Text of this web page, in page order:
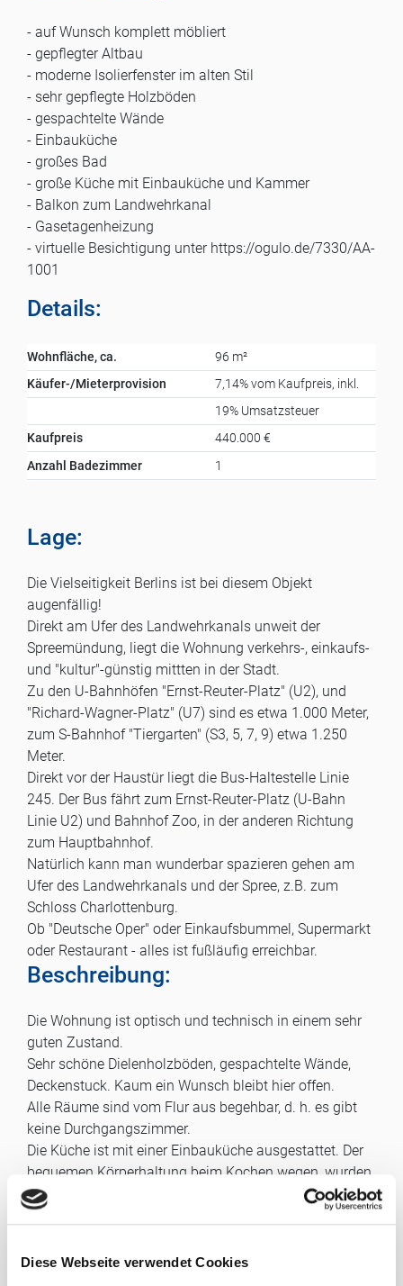
Diese Webseite verwendet Cookies
- auf Wunsch komplett möbliert
- gepflegter Altbau
- moderne Isolierfenster im alten Stil
- sehr gepflegte Holzböden
- gespachtelte Wände
- Einbauküche
- großes Bad
- große Küche mit Einbauküche und Kammer
- Balkon zum Landwehrkanal
- Gasetagenheizung
- virtuelle Besichtigung unter https://ogulo.de/7330/AA-
1001
Details:
Wohnfläche, ca.
96 m²
Käufer-/Mieterprovision
7,14% vom Kaufpreis, inkl.
19% Umsatzsteuer
Kaufpreis
440.000 €
Anzahl Badezimmer
1
Lage:
Die Vielseitigkeit Berlins ist bei diesem Objekt
augenfällig!
Direkt am Ufer des Landwehrkanals unweit der
Spreemündung, liegt die Wohnung verkehrs-, einkaufs-
und "kultur"-günstig mittten in der Stadt.
Zu den U-Bahnhöfen "Ernst-Reuter-Platz" (U2), und
"Richard-Wagner-Platz" (U7) sind es etwa 1.000 Meter,
zum S-Bahnhof "Tiergarten" (S3, 5, 7, 9) etwa 1.250
Meter.
Direkt vor der Haustür liegt die Bus-Haltestelle Linie
245. Der Bus fährt zum Ernst-Reuter-Platz (U-Bahn
Linie U2) und Bahnhof Zoo, in der anderen Richtung
zum Hauptbahnhof.
Natürlich kann man wunderbar spazieren gehen am
Ufer des Landwehrkanals und der Spree, z.B. zum
Schloss Charlottenburg.
Ob "Deutsche Oper" oder Einkaufsbummel, Supermarkt
oder Restaurant - alles ist fußläufig erreichbar.
Beschreibung:
Die Wohnung ist optisch und technisch in einem sehr
guten Zustand.
Sehr schöne Dielenholzböden, gespachtelte Wände,
Deckenstuck. Kaum ein Wunsch bleibt hier offen.
Alle Räume sind vom Flur aus begehbar, d. h. es gibt
keine Durchgangszimmer.
Die Küche ist mit einer Einbauküche ausgestattet. Der
bequemen Körperhaltung beim Kochen wegen, wurden
die Arbeitsplatten etwas erhöht. Gekocht kann hier
noch mit Gas werden! Das wird jeden Gourmet
eine "Speisekammer", die als kleiner Abstellraum